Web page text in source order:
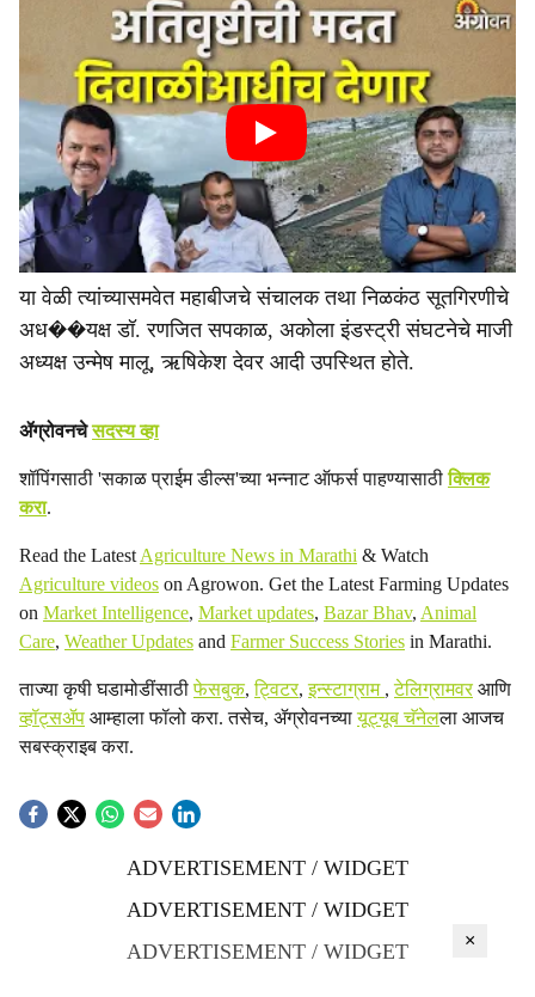
या वेळी त्यांच्यासमवेत महाबीजचे संचालक तथा निळकंठ सूतगिरणीचे
अध��यक्ष डॉ. रणजित सपकाळ, अकोला इंडस्ट्री संघटनेचे माजी
अध्यक्ष उन्मेष मालू, ऋषिकेश देवर आदी उपस्थित होते.
ॲग्रोवनचेसदस्य व्हा
शॉपिंगसाठी 'सकाळ प्राईम डील्स'च्या भन्नाट ऑफर्स पाहण्यासाठीक्लिक
करा.
Read the Latest Agriculture News in Marathi & Watch
Agriculture videos on Agrowon. Get the Latest Farming Updates
on Market Intelligence, Market updates, Bazar Bhav, Animal
Care, Weather Updates and Farmer Success Stories in Marathi.
ताज्या कृषी घडामोडींसाठीफेसबुक,ट्विटर,इन्स्टाग्राम ,टेलिग्रामवरआणि
व्हॉट्सॲप आम्हाला फॉलो करा. तसेच, ॲग्रोवनच्यायूट्यूब चॅनेलला आजच
सबस्क्राइब करा.
ADVERTISEMENT / WIDGET
ADVERTISEMENT / WIDGET
ADVERTISEMENT / WIDGET
×